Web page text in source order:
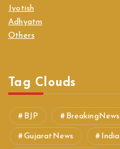
Jyotish
Adhyatm
Others
Tag Clouds
BJP BreakingNews
GujaratNews India